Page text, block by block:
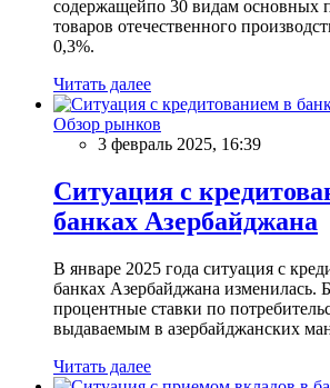
содержащейпо 30 видам основных
товаров отечественного
0,3%.
Читать далее
Обзор рынков
3 февраль 2025, 16:39
Ситуация с
банках Азербайджана
В январе 2025 года ситуация с
банках Азербайджана изменилась.
процентные ставки по
выдаваемым в азербайджанских
Читать далее